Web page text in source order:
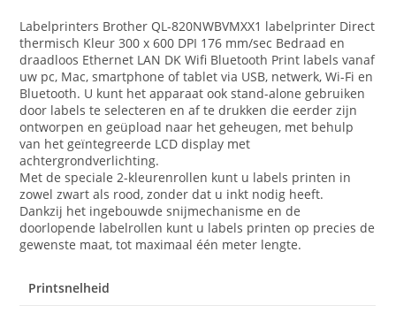
Labelprinters Brother QL-820NWBVMXX1 labelprinter Direct
thermisch Kleur 300 x 600 DPI 176 mm/sec Bedraad en
draadloos Ethernet LAN DK Wifi Bluetooth Print labels vanaf
uw pc, Mac, smartphone of tablet via USB, netwerk, Wi-Fi en
Bluetooth. U kunt het apparaat ook stand-alone gebruiken
door labels te selecteren en af te drukken die eerder zijn
ontworpen en geüpload naar het geheugen, met behulp
van het geïntegreerde LCD display met
achtergrondverlichting.
Met de speciale 2-kleurenrollen kunt u labels printen in
zowel zwart als rood, zonder dat u inkt nodig heeft.
Dankzij het ingebouwde snijmechanisme en de
doorlopende labelrollen kunt u labels printen op precies de
gewenste maat, tot maximaal één meter lengte.
Printsnelheid